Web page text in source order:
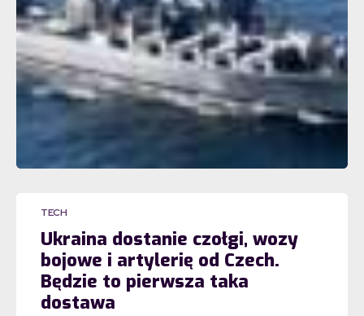
TECH
Ukraina dostanie czołgi, wozy
bojowe i artylerię od Czech.
Będzie to pierwsza taka
dostawa